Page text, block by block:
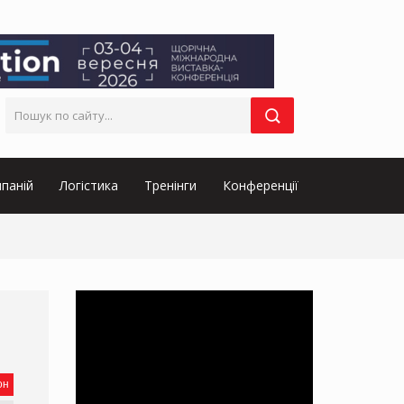
Логістика Тренінги Конференції